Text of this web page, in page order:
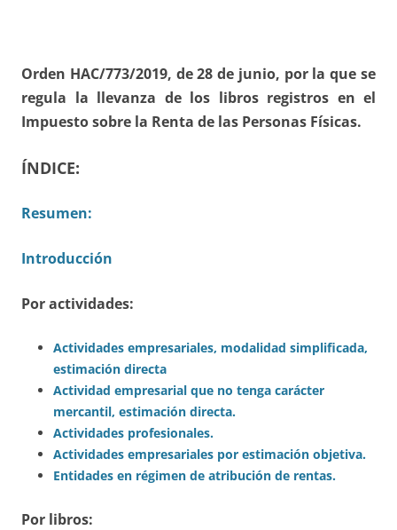
Orden HAC/773/2019, de 28 de junio, por la que se
regula la llevanza de los libros registros en el
Impuesto sobre la Renta de las Personas Físicas.
ÍNDICE:
Resumen:
Introducción
Por actividades:
Actividades empresariales, modalidad simplificada,
estimación directa
Actividad empresarial que no tenga carácter
mercantil, estimación directa.
Actividades profesionales.
Actividades empresariales por estimación objetiva.
Entidades en régimen de atribución de rentas.
Por libros: